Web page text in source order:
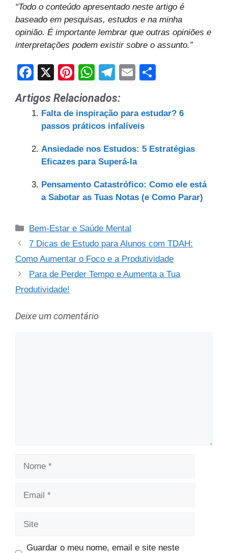
“Todo o conteúdo apresentado neste artigo é
baseado em pesquisas, estudos e na minha
opinião. É importante lembrar que outras opiniões e
interpretações podem existir sobre o assunto.”
F
c
e
o
o
k
X
Pi
nt
er
e
W
at
s
p
p
T
e
gr
m
E
ar
e
Artigos Relacionados:
Falta de inspiração para estudar? 6
passos práticos infalíveis
Ansiedade nos Estudos: 5 Estratégias
Eficazes para Superá-la
Pensamento Catastrófico: Como ele está
a Sabotar as Tuas Notas (e Como Parar)
Categorias
Bem-Estar e Saúde Mental
7 Dicas de Estudo para Alunos com TDAH:
Como Aumentar o Foco e a Produtividade
Para de Perder Tempo e Aumenta a Tua
Produtividade!
Deixe um comentário
Guardar o meu nome, email e site neste